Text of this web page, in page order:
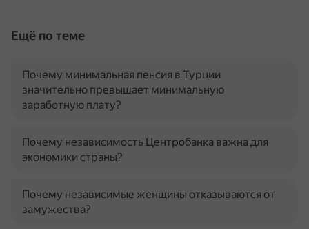
Ещё по теме
Почему минимальная пенсия в Турции
значительно превышает минимальную
заработную плату?
Почему независимость Центробанка важна для
экономики страны?
Почему независимые женщины отказываются от
замужества?